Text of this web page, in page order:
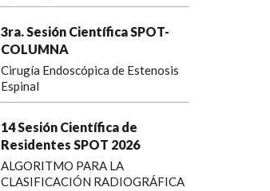
3ra. Sesión Científica SPOT-
COLUMNA
Cirugía Endoscópica de Estenosis
Espinal
14 Sesión Científica de
Residentes SPOT 2026
ALGORITMO PARA LA
CLASIFICACIÓN RADIOGRÁFICA